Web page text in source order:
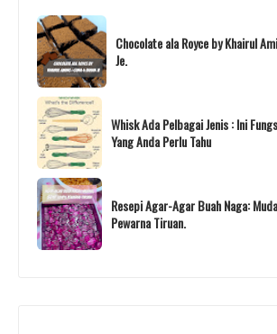
Chocolate ala Royce by Khairul
Je.
Whisk Ada Pelbagai Jenis : Ini
Yang Anda Perlu Tahu
Resepi Agar-Agar Buah Naga:
Pewarna Tiruan.